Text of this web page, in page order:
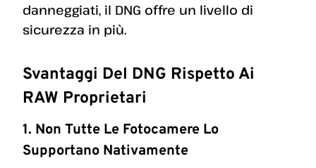
danneggiati, il DNG offre un livello di
sicurezza in più.
Svantaggi Del DNG Rispetto Ai
RAW Proprietari
1. Non Tutte Le Fotocamere Lo
Supportano Nativamente